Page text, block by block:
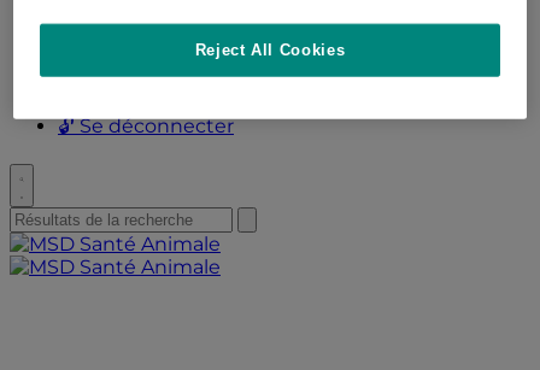
🔓 Se déconnecter
Toggle
search
Search
for:
search
Reject All Cookies